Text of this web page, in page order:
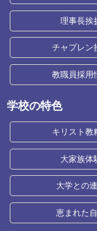
理事長挨
チャプレン
教職員採用
学校の特色
キリスト教
大家族体
大学との
恵まれた